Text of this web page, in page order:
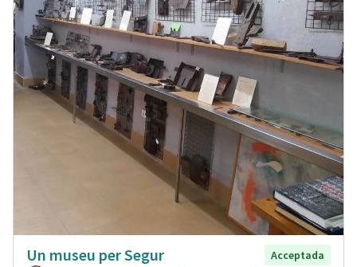
Un museu per Segur
Acceptada